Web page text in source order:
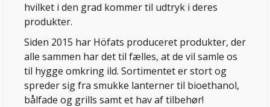
hvilket i den grad kommer til udtryk i deres
produkter.
Siden 2015 har Höfats produceret produkter, der
alle sammen har det til fælles, at de vil samle os
til hygge omkring ild. Sortimentet er stort og
spreder sig fra smukke lanterner til bioethanol,
bålfade og grills samt et hav af tilbehør!